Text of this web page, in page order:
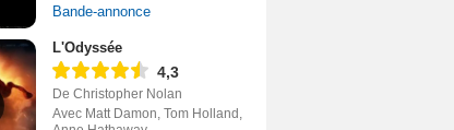
Bande-annonce
L'Odyssée
4,3
De Christopher Nolan
Avec Matt Damon, Tom Holland,